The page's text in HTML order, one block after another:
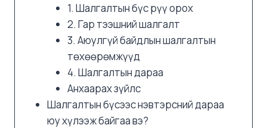
1. Шалгалтын бүс рүү орох
2. Гар тээшний шалгалт
3. Аюулгүй байдлын шалгалтын
төхөөрөмжүүд
4. Шалгалтын дараа
Анхаарах зүйлс
Шалгалтын бүсээс нэвтэрсний дараа
юу хүлээж байгаа вэ?